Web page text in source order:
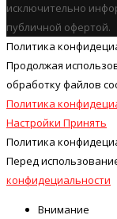
исключительно
публичной офертой.
Политика
Продолжая
обработку файлов
Политика
Настройки Принять
Политика
Перед
конфидециальности
Внимание